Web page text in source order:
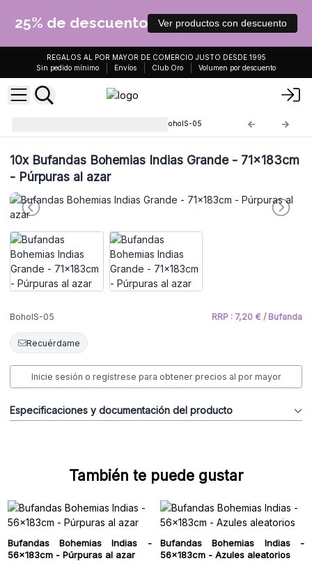
25% de descuento Ver productos con descuento
REGALOS AL POR MAYOR DE COMERCIO JUSTO DESDE 1995
Sin pedido mínimo
Envíos Club Oro Volumen por descuento
BohoIS-05
10xBufandas Bohemias Indias Grande - 71x183cm
- Púrpuras al azar
BohoIS-05 RRP : 7,20 € / Bufanda
Recuérdame
Inicie sesión o regístrese para obtener precios al por mayor
Especificaciones y documentación del producto
También te puede gustar
Bufandas Bohemias Indias -
56x183cm - Púrpuras al azar
Bufandas Bohemias Indias -
56x183cm - Azules aleatorios